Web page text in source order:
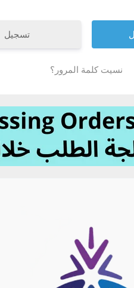
تسجيل
نسيت كلمة المرور؟